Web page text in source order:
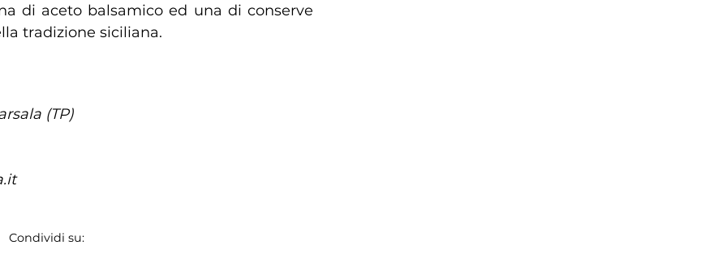
di aceto balsamico ed una di conserve
tradizione siciliana.
(TP)
Condividi su: